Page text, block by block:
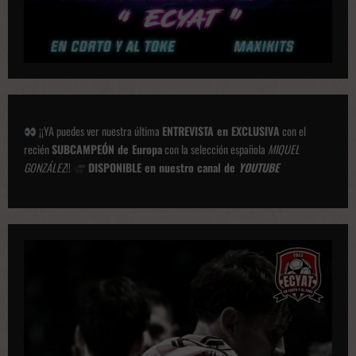
¡¡YA puedes ver nuestra última ENTREVISTA en EXCLUSIVAcon el
reciénSUBCAMPEÓN de Europacon la selección española MIQUEL
GONZÁLEZ!! DISPONIBLE en nuestro canal de YOUTUBE